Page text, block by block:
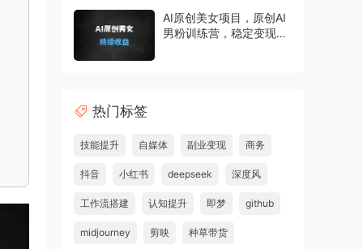
AI原创美女项目，原创AI
男粉训练营，稳定变现，
热门标签
技能提升 自媒体 副业变现 商务
抖音 小红书 deepseek 深度风
工作流搭建 认知提升 即梦 github
midjourney 剪映 种草带货